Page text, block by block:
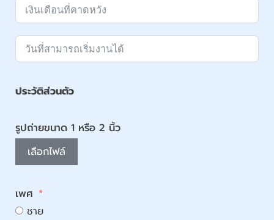
ประวัติส่วนตัว
รูปถ่ายขนาด 1 หรือ 2 นิ้ว
เลือกไฟล์
เพศ
ชาย